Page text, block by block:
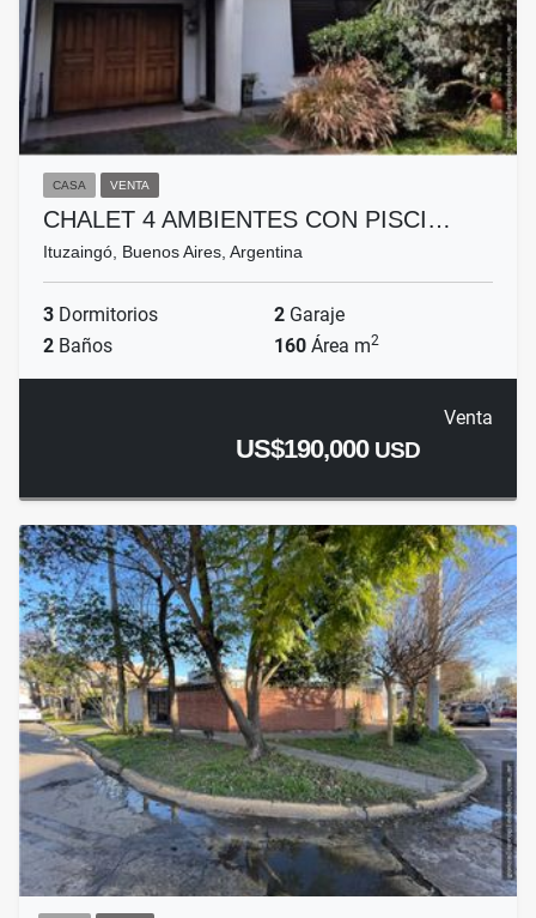
CASA VENTA
CHALET 4 AMBIENTES CON PISCI…
Ituzaingó, Buenos Aires, Argentina
3 Dormitorios 2 Garaje
2 Baños 160 Área m2
Venta
US$190,000 USD